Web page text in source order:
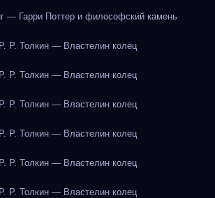
— Гарри Поттер и философский камень
Р. Толкин — Властелин колец
Р. Толкин — Властелин колец
Р. Толкин — Властелин колец
Р. Толкин — Властелин колец
Р. Толкин — Властелин колец
Р. Толкин — Властелин колец